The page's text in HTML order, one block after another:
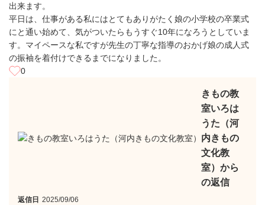
出来ます。
平日は、仕事がある私にはとてもありがたく娘の小学校の卒業式
にと通い始めて、気がついたらもうすぐ10年になろうとしていま
す。マイペースな私ですが先生の丁寧な指導のおかげ娘の成人式
の振袖を着付けできるまでになりました。
0
きもの教
室いろは
うた（河
内きもの
文化教
室）から
の返信
返信日 2025/09/06